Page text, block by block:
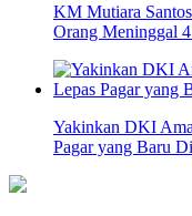
KM Mutiara
Orang Meninggal
Yakinkan DKI
Pagar yang Baru